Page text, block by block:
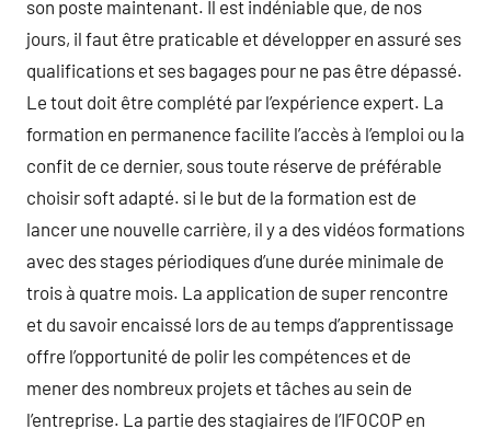
son poste maintenant. Il est indéniable que, de nos
jours, il faut être praticable et développer en assuré ses
qualifications et ses bagages pour ne pas être dépassé.
Le tout doit être complété par l’expérience expert. La
formation en permanence facilite l’accès à l’emploi ou la
confit de ce dernier, sous toute réserve de préférable
choisir soft adapté. si le but de la formation est de
lancer une nouvelle carrière, il y a des vidéos formations
avec des stages périodiques d’une durée minimale de
trois à quatre mois. La application de super rencontre
et du savoir encaissé lors de au temps d’apprentissage
offre l’opportunité de polir les compétences et de
mener des nombreux projets et tâches au sein de
l’entreprise. La partie des stagiaires de l’IFOCOP en